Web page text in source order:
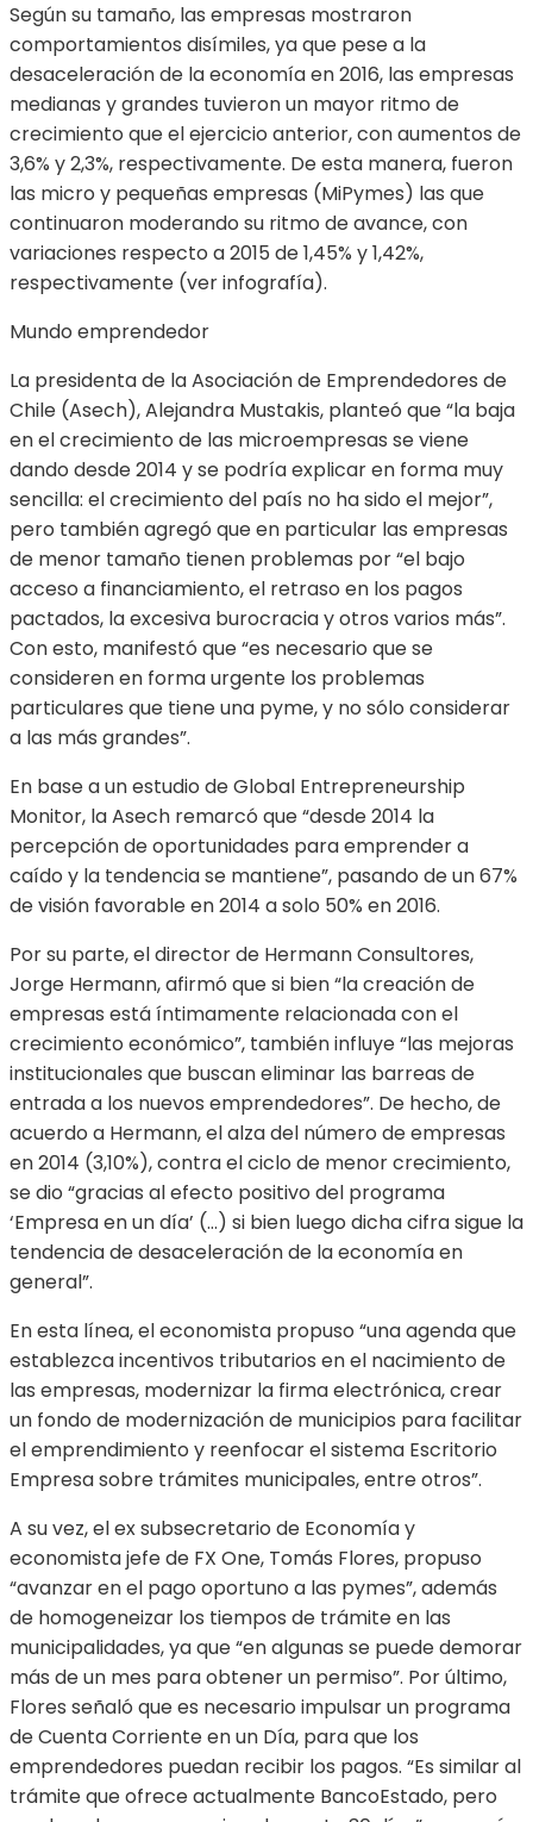
Según su tamaño, las empresas mostraron
comportamientos disímiles, ya que pese a la
desaceleración de la economía en 2016, las empresas
medianas y grandes tuvieron un mayor ritmo de
crecimiento que el ejercicio anterior, con aumentos de
3,6% y 2,3%, respectivamente. De esta manera, fueron
las micro y pequeñas empresas (MiPymes) las que
continuaron moderando su ritmo de avance, con
variaciones respecto a 2015 de 1,45% y 1,42%,
respectivamente (ver infografía).
Mundo emprendedor
La presidenta de la Asociación de Emprendedores de
Chile (Asech), Alejandra Mustakis, planteó que “la baja
en el crecimiento de las microempresas se viene
dando desde 2014 y se podría explicar en forma muy
sencilla: el crecimiento del país no ha sido el mejor”,
pero también agregó que en particular las empresas
de menor tamaño tienen problemas por “el bajo
acceso a financiamiento, el retraso en los pagos
pactados, la excesiva burocracia y otros varios más”.
Con esto, manifestó que “es necesario que se
consideren en forma urgente los problemas
particulares que tiene una pyme, y no sólo considerar
a las más grandes”.
En base a un estudio de Global Entrepreneurship
Monitor, la Asech remarcó que “desde 2014 la
percepción de oportunidades para emprender a
caído y la tendencia se mantiene”, pasando de un 67%
de visión favorable en 2014 a solo 50% en 2016.
Por su parte, el director de Hermann Consultores,
Jorge Hermann, afirmó que si bien “la creación de
empresas está íntimamente relacionada con el
crecimiento económico”, también influye “las mejoras
institucionales que buscan eliminar las barreas de
entrada a los nuevos emprendedores”. De hecho, de
acuerdo a Hermann, el alza del número de empresas
en 2014 (3,10%), contra el ciclo de menor crecimiento,
se dio “gracias al efecto positivo del programa
‘Empresa en un día’ (…) si bien luego dicha cifra sigue la
tendencia de desaceleración de la economía en
general”.
En esta línea, el economista propuso “una agenda que
establezca incentivos tributarios en el nacimiento de
las empresas, modernizar la firma electrónica, crear
un fondo de modernización de municipios para facilitar
el emprendimiento y reenfocar el sistema Escritorio
Empresa sobre trámites municipales, entre otros”.
A su vez, el ex subsecretario de Economía y
economista jefe de FX One, Tomás Flores, propuso
“avanzar en el pago oportuno a las pymes”, además
de homogeneizar los tiempos de trámite en las
municipalidades, ya que “en algunas se puede demorar
más de un mes para obtener un permiso”. Por último,
Flores señaló que es necesario impulsar un programa
de Cuenta Corriente en un Día, para que los
emprendedores puedan recibir los pagos. “Es similar al
trámite que ofrece actualmente BancoEstado, pero